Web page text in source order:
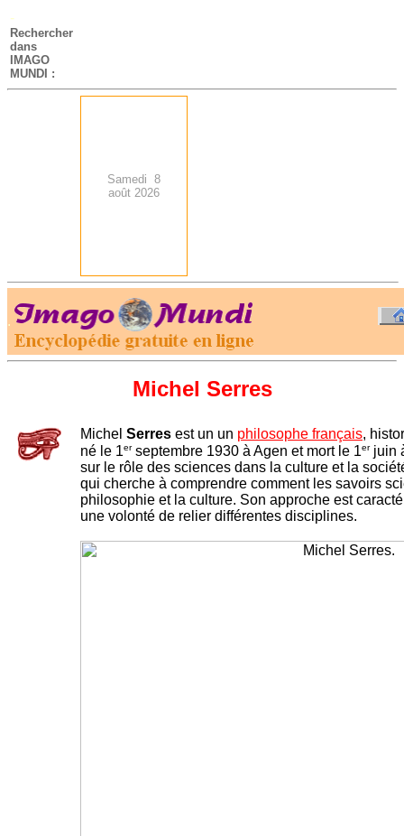
-
Rechercher
dans
IMAGO
MUNDI :
Samedi 8
août 2026
.
Michel Serres
Michel Serres est un un philosophe français,
né le 1erseptembre 1930 à Agen et mort le 1erjuin
sur le rôle des sciences dans la culture et la
qui cherche à comprendre comment les savoirs
philosophie et la culture. Son approche est
une volonté de relier différentes disciplines.